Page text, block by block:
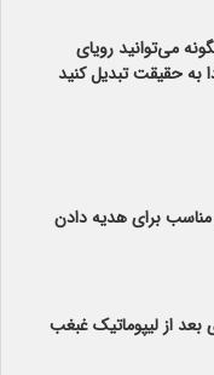
می‌توانید رویای
به حقیقت تبدیل کنید
برای هدیه دادن
بعد از لیپوماتیک غبغب